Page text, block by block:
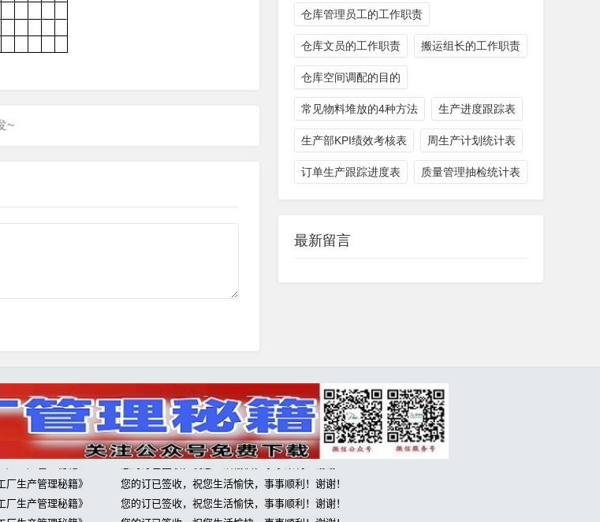
仓库管理员工的工作职责
仓库文员的工作职责 搬运组长的工作职责
仓库空间调配的目的
常见物料堆放的4种方法 生产进度跟踪表
生产部KPI绩效考核表 周生产计划统计表
订单生产跟踪进度表 质量管理抽检统计表
最新留言